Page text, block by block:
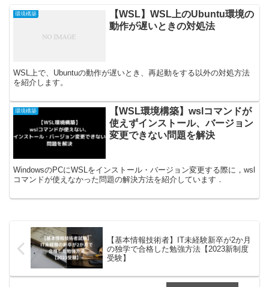
環境構築
【WSL】WSL上のUbuntu環境の
動作が遅いときの対処法
WSL上で、Ubuntuの動作が遅いとき、再起動をする以外の対処方法
を紹介します。
環境構築
【WSL環境構築】wslコマンドが
使えずインストール、バージョン
変更できない問題を解決
WindowsのPCにWSLをインストール・バージョン変更する際に，wsl
コマンドが使えなかった問題の解決方法を紹介しています．
【基本情報技術者】IT未経験新卒が2か月
の独学で合格した勉強方法【2023新制度
受験】